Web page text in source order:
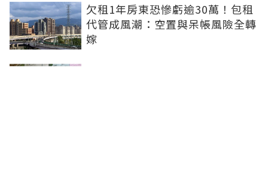
欠租1年房東恐慘虧逾30萬！包租
代管成風潮：空置與呆帳風險全轉
嫁